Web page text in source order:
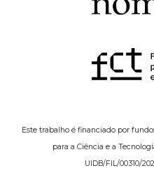
Este trabalho é financiado por
para a Ciência e a
UIDB/FIL/00310/